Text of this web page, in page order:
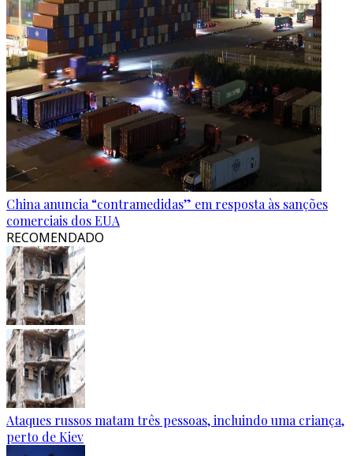
China anuncia “contramedidas” em resposta às sanções
comerciais dos EUA
RECOMENDADO
Ataques russos matam três pessoas, incluindo uma criança,
perto de Kiev